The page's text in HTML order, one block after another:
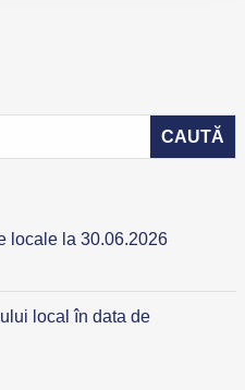
locale la 30.06.2026
local în data de